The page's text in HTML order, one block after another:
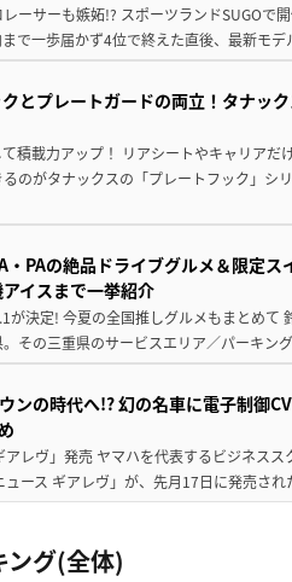
ーサーも嫉妬!? スポーツランドSUGOで
で一歩届かず4位で終えた直後、最新モ
クとプレートガードの両立！タナッ
積載力アップ！ リアシートやキャリアだ
のがタナックスの「プレートフック」シ
・PAの絶品ドライブグルメ＆限定
イスまで一挙紹介
が決定! 今夏の全国推しグルメもまとめて
その三重県のサービスエリア／パーキン
ンの時代へ!? 幻の名車に電子制御
アレヴ」発売 ヤマハを代表するビジネス
ュース ギアレヴ」が、先月17日に発売さ
ング(全体)